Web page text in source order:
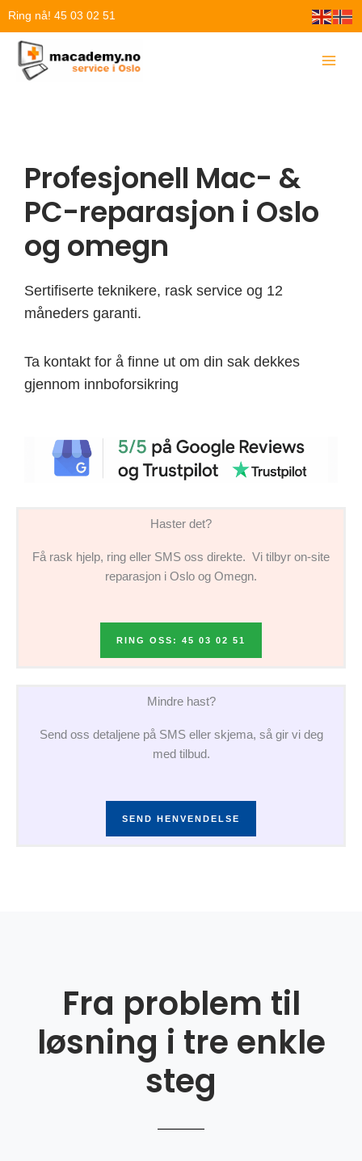
Hopp
innholdet
Ring nå! 45 03 02 51
Profesjonell Mac- &
PC-reparasjon i Oslo
og omegn
Sertifiserte teknikere, rask service og 12
måneders garanti.
Ta kontakt for å finne ut om din sak dekkes
gjennom innboforsikring
Haster det?
Få rask hjelp, ring eller SMS oss direkte. Vi tilbyr on-site
reparasjon i Oslo og Omegn.
RING OSS: 45 03 02 51
Mindre hast?
Send oss detaljene på SMS eller skjema, så gir vi deg
med tilbud.
SEND HENVENDELSE
Fra problem til
løsning i tre enkle
steg